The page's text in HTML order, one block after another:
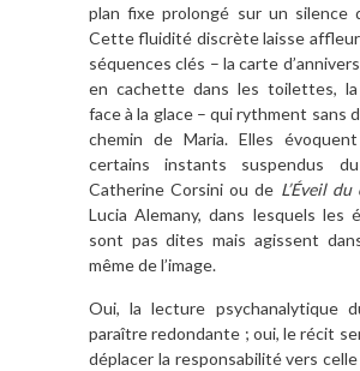
plan fixe prolongé sur un silence
Cette fluidité discrète laisse
séquences clés – la carte
en cachette dans les toilettes, la
face à la glace – qui rythment sans
chemin de Maria. Elles
certains instants suspendus
Catherine Corsini ou de L’Éveil du
Lucia Alemany, dans lesquels les
sont pas dites mais agissent
même de l’image.
Oui, la lecture psychanalytique
paraître redondante ; oui, le récit
déplacer la responsabilité vers